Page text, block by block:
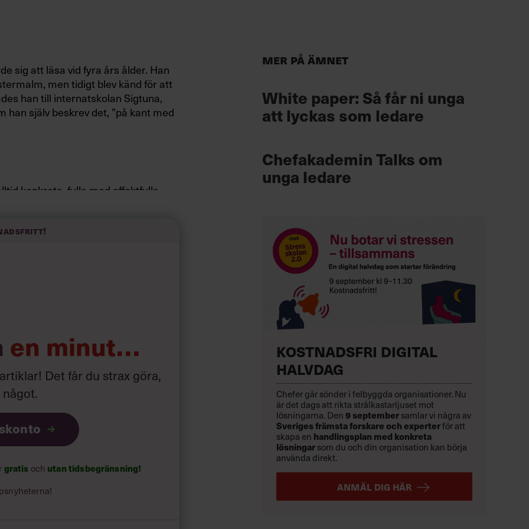
sig att läsa vid fyra års ålder. Han
men tidigt blev känd för att
han till internatskolan Sigtuna,
själv beskrev det, ”på kant med
konkreta, fulla med effektfulla
totalt över 4 000 mil. Han
segregationen i den
med människor som ”mer
i Tage Erlanders regering,
engagerade sig helhjärtat i
kritik för sin dåliga impulskontroll
en minut…
Det får du strax göra,
.
gratis och utan tidsbegränsning!
Mer på ämnet
White paper: Så får ni unga
att lyckas som ledare
Chefakademin Talks om
unga ledare
KOSTNADSFRI DIGITAL
HALVDAG
Chefer går sönder i felbyggda organisationer. Nu
är det dags att rikta strålkastarljuset mot
lösningarna. Den 9 september samlar vi några av
Sveriges främsta forskare och experterför att
skapa en handlingsplan med konkreta
lösningar som du och din organisation kan börja
använda direkt.
ANMÄL DIG HÄR